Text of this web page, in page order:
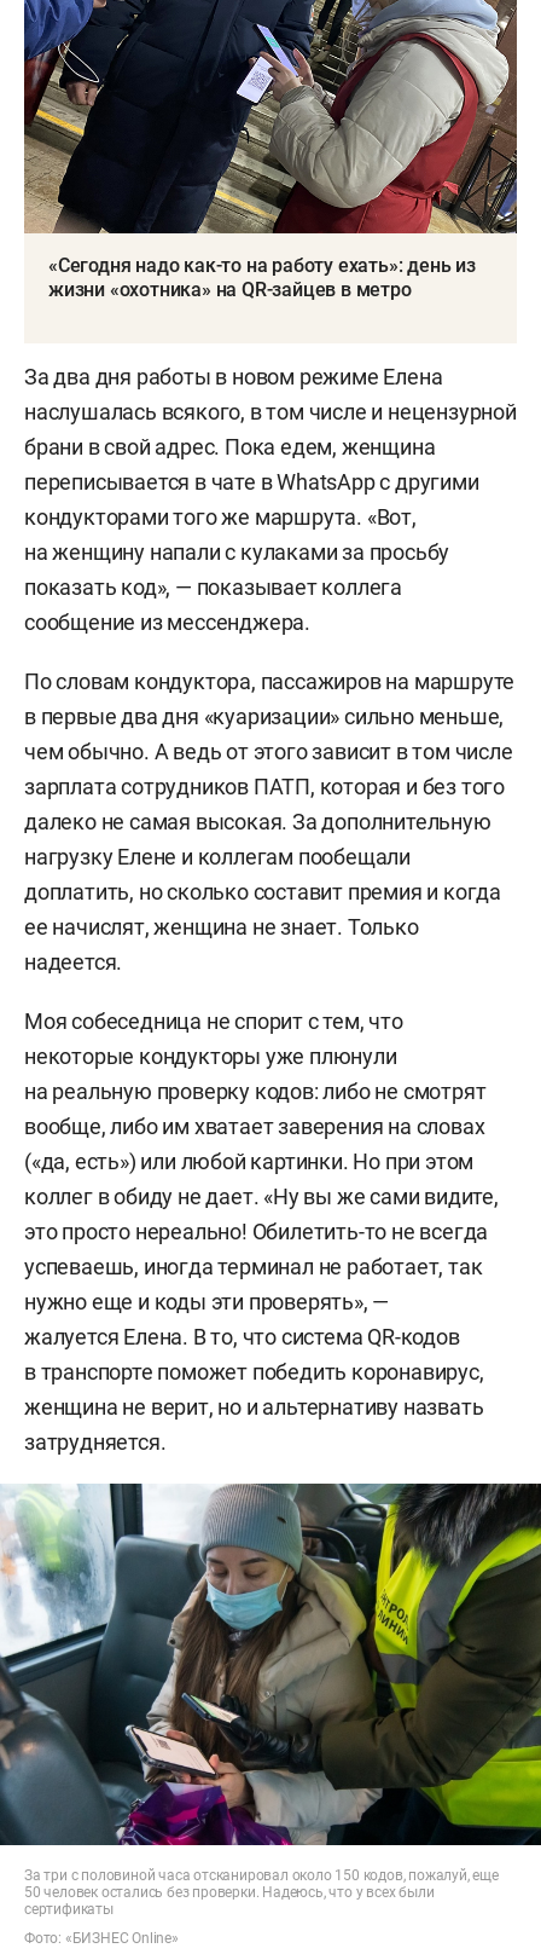
«Сегодня надо как-то на работу ехать»: день из
жизни «охотника» на QR-зайцев в метро
За два дня работы в новом режиме Елена
наслушалась всякого, в том числе и нецензурной
брани в свой адрес. Пока едем, женщина
переписывается в чате в WhatsApp с другими
кондукторами того же маршрута. «Вот,
на женщину напали с кулаками за просьбу
показать код», — показывает коллега
сообщение из мессенджера.
По словам кондуктора, пассажиров на маршруте
в первые два дня «куаризации» сильно меньше,
чем обычно. А ведь от этого зависит в том числе
зарплата сотрудников ПАТП, которая и без того
далеко не самая высокая. За дополнительную
нагрузку Елене и коллегам пообещали
доплатить, но сколько составит премия и когда
ее начислят, женщина не знает. Только
надеется.
Моя собеседница не спорит с тем, что
некоторые кондукторы уже плюнули
на реальную проверку кодов: либо не смотрят
вообще, либо им хватает заверения на словах
(«да, есть») или любой картинки. Но при этом
коллег в обиду не дает. «Ну вы же сами видите,
это просто нереально! Обилетить-то не всегда
успеваешь, иногда терминал не работает, так
нужно еще и коды эти проверять», —
жалуется Елена. В то, что система QR-кодов
в транспорте поможет победить коронавирус,
женщина не верит, но и альтернативу назвать
затрудняется.
За три с половиной часа отсканировал около 150 кодов, пожалуй, еще
50 человек остались без проверки. Надеюсь, что у всех были
сертификаты
Фото: «БИЗНЕС Online»